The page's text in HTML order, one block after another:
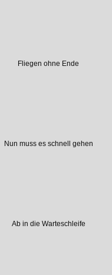
Fliegen ohne Ende
Nun muss es schnell gehen
Ab in die Warteschleife